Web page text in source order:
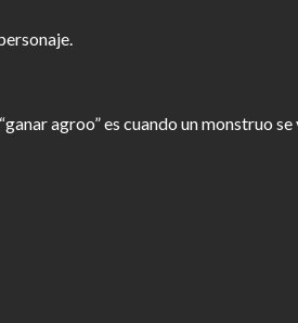
agroo” es cuando un monstruo